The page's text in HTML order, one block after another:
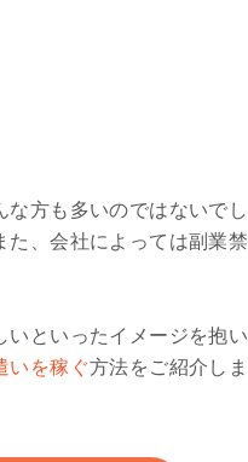
方も多いのではないでし
た、会社によっては副業禁
いといったイメージを抱い
いを稼ぐ方法をご紹介しま